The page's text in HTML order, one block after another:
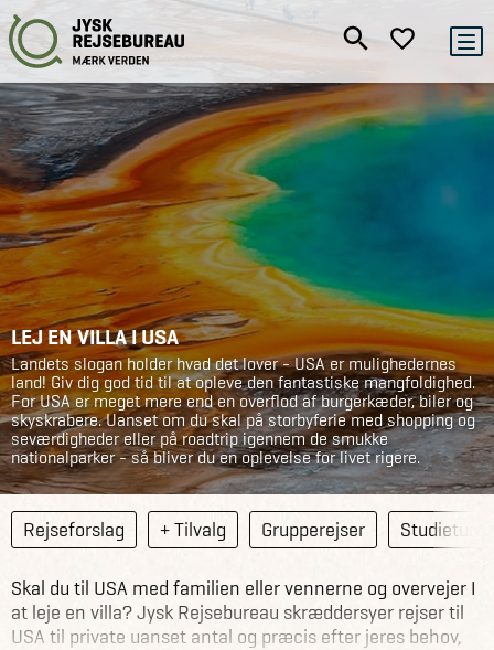
LEJ EN VILLA I USA
Landets slogan holder hvad det lover - USA er mulighedernes
land! Giv dig god tid til at opleve den fantastiske mangfoldighed.
For USA er meget mere end en overflod af burgerkæder, biler og
skyskrabere. Uanset om du skal på storbyferie med shopping og
seværdigheder eller på roadtrip igennem de smukke
nationalparker - så bliver du en oplevelse for livet rigere.
Rejseforslag + Tilvalg Grupperejser Studieture
Skal du til USA med familien eller vennerne og overvejer I
at leje en villa? Jysk Rejsebureau skræddersyer rejser til
USA til private uanset antal og præcis efter jeres behov,